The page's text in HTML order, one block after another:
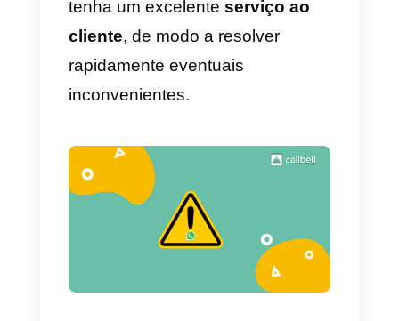
substanciais, portanto:
1)
possibilidades
Tem depois em consideração
se a tua empresa ou atividade
está realmente pronta para